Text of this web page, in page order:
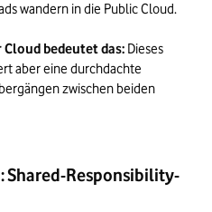
wandern in die Public Cloud.
bedeutet das: Dieses
aber eine durchdachte
zwischen beiden
Responsibility-